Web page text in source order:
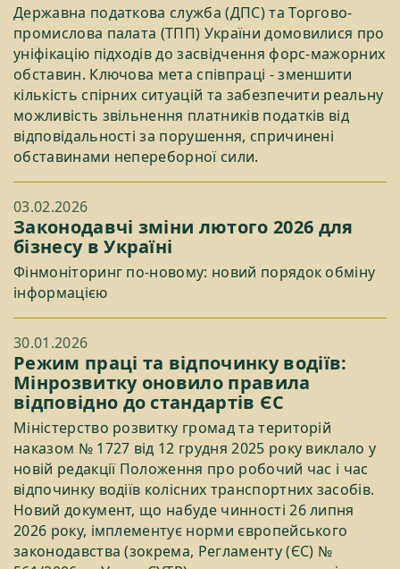
Державна податкова служба (ДПС) та Торгово-
промислова палата (ТПП) України домовилися про
уніфікацію підходів до засвідчення форс-мажорних
обставин. Ключова мета співпраці - зменшити
кількість спірних ситуацій та забезпечити реальну
можливість звільнення платників податків від
відповідальності за порушення, спричинені
обставинами непереборної сили.
03.02.2026
Законодавчі зміни лютого 2026 для
бізнесу в Україні
Фінмоніторинг по-новому: новий порядок обміну
інформацією
30.01.2026
Режим праці та відпочинку водіїв:
Мінрозвитку оновило правила
відповідно до стандартів ЄС
Міністерство розвитку громад та територій
наказом № 1727 від 12 грудня 2025 року виклало у
новій редакції Положення про робочий час і час
відпочинку водіїв колісних транспортних засобів.
Новий документ, що набуде чинності 26 липня
2026 року, імплементує норми європейського
законодавства (зокрема, Регламенту (ЄС) №